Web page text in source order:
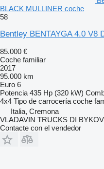
BLACK MULLINER coche
58
Bentley BENTAYGA 4.0 V8
85.000 €
Coche familiar
2017
95.000 km
Euro 6
Potencia 435 Hp (320 kW)
4x4 Tipo de carrocería coche
Italia, Cremona
VLADAVIN TRUCKS DI
Contacte con el vendedor